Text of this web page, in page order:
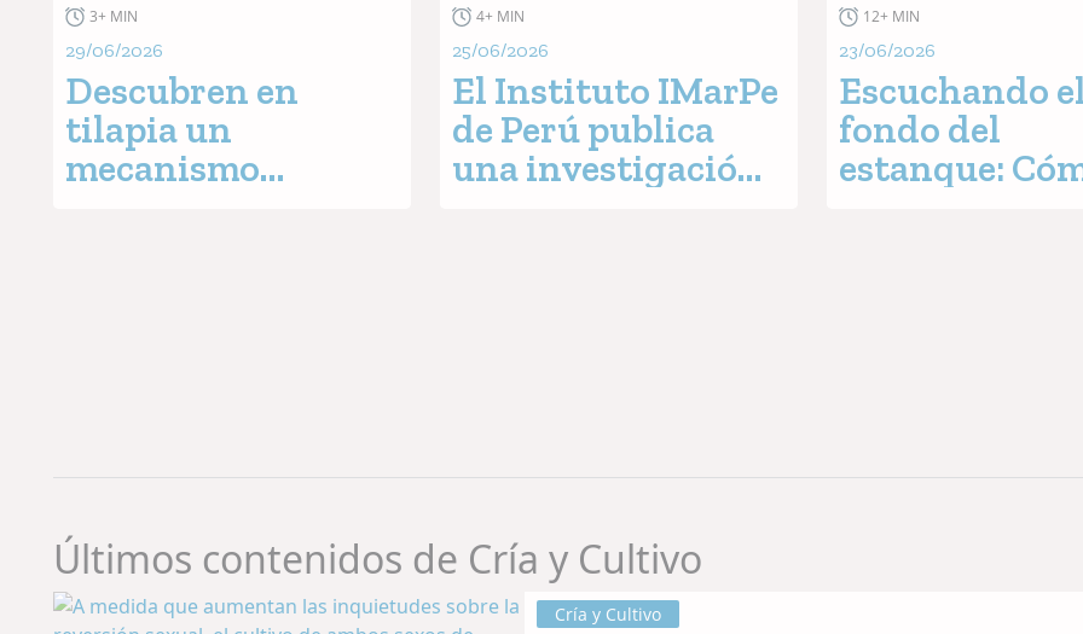
3+ MIN
29/06/2026
Descubren en
tilapia un
mecanismo
4+ MIN
25/06/2026
El Instituto IMarPe
de Perú publica
una investigación
12+ MIN
23/06/2026
Escuchando
fondo del
estanque:
Últimos contenidos de Cría y Cultivo
Cría y Cultivo